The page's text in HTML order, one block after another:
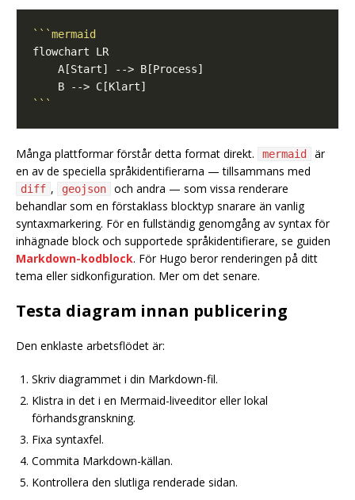
```
Många plattformar förstår detta format direkt. mermaid
är
en av de speciella språkidentifierarna — tillsammans med
diff , geojson
och andra — som vissa renderare
behandlar som en förstaklass blocktyp snarare än vanlig
syntaxmarkering. För en fullständig genomgång av syntax för
inhägnade block och supportede språkidentifierare, se guiden
Markdown-kodblock. För Hugo beror renderingen på ditt
tema eller sidkonfiguration. Mer om det senare.
Testa diagram innan publicering
Den enklaste arbetsflödet är:
Skriv diagrammet i din Markdown-fil.
Klistra in det i en Mermaid-liveeditor eller lokal
förhandsgranskning.
Fixa syntaxfel.
Commita Markdown-källan.
Kontrollera den slutliga renderade sidan.